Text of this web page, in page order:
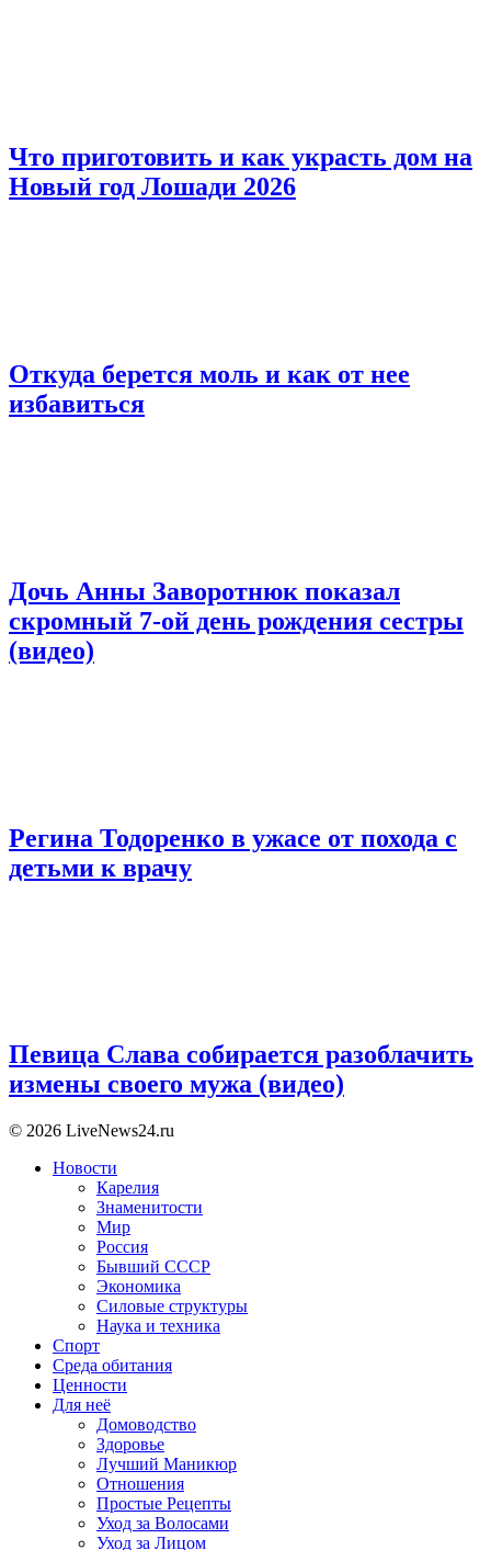
Что приготовить и как украсть дом на
Новый год Лошади 2026
Откуда берется моль и как от нее
избавиться
Дочь Анны Заворотнюк показал
скромный 7-ой день рождения сестры
(видео)
Регина Тодоренко в ужасе от похода с
детьми к врачу
Певица Слава собирается разоблачить
измены своего мужа (видео)
© 2026 LiveNews24.ru
Новости
Карелия
Знаменитости
Мир
Россия
Бывший СССР
Экономика
Силовые структуры
Наука и техника
Спорт
Среда обитания
Ценности
Для неё
Домоводство
Здоровье
Лучший Маникюр
Отношения
Простые Рецепты
Уход за Волосами
Уход за Лицом